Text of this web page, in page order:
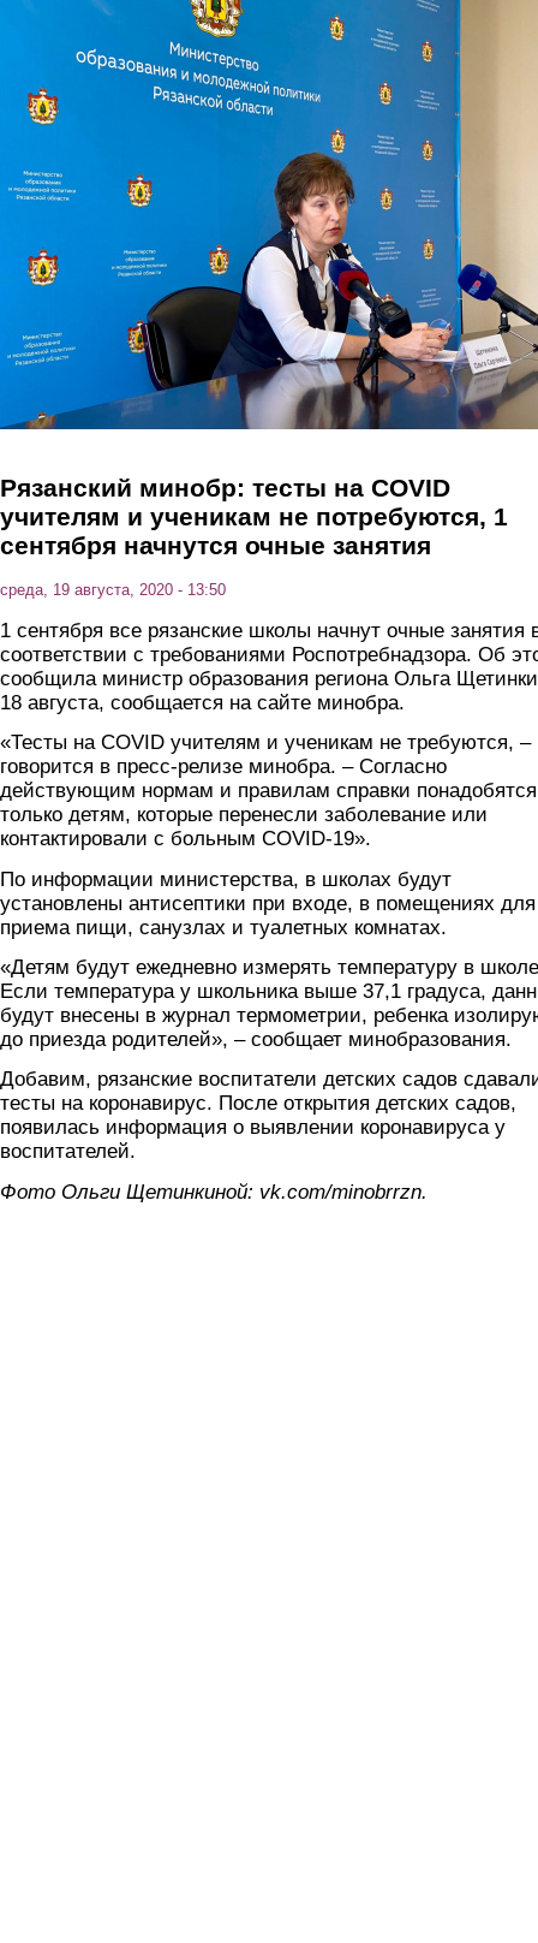
Перейти к основному содержанию
Рязанский минобр: тесты на COVID
учителям и ученикам не потребуются, 1
сентября начнутся очные занятия
среда, 19 августа, 2020 - 13:50
1 сентября все рязанские школы начнут очные занятия
соответствии с требованиями Роспотребнадзора. Об
сообщила министр образования региона Ольга
18 августа, сообщается на сайте минобра.
«Тесты на COVID учителям и ученикам не требуются, –
говорится в пресс-релизе минобра. – Согласно
действующим нормам и правилам справки понадобятся
только детям, которые перенесли заболевание или
контактировали с больным COVID-19».
По информации министерства, в школах будут
установлены антисептики при входе, в помещениях для
приема пищи, санузлах и туалетных комнатах.
«Детям будут ежедневно измерять температуру в
Если температура у школьника выше 37,1 градуса,
будут внесены в журнал термометрии, ребенка
до приезда родителей», – сообщает минобразования.
Добавим, рязанские воспитатели детских садов
тесты на коронавирус. После открытия детских садов,
появилась информация о выявлении коронавируса у
воспитателей.
Фото Ольги Щетинкиной: vk.com/minobrrzn.